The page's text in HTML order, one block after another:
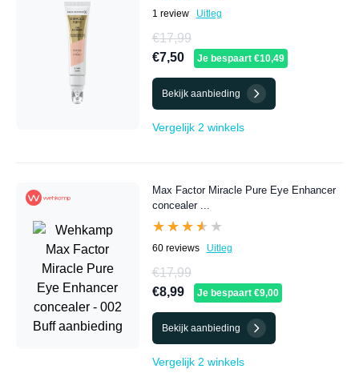
1 review Uitleg
€17,99
€7,50
Je bespaart €10,49
Bekijk aanbieding
Vergelijk 2 winkels
Max Factor Miracle Pure Eye Enhancer
concealer ...
★★★★★
★★★★★
60 reviews Uitleg
€17,99
€8,99
Je bespaart €9,00
Bekijk aanbieding
Vergelijk 2 winkels